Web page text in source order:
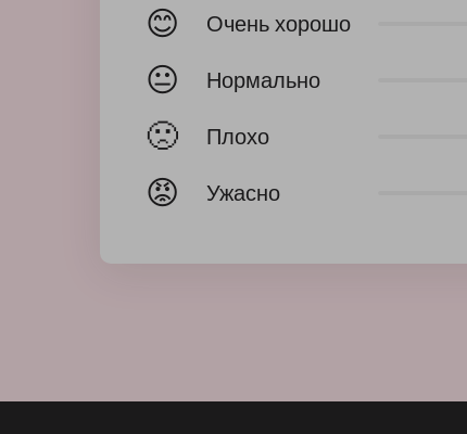
😊 Очень хорошо
😐 Нормально
🙁 Плохо
😡 Ужасно